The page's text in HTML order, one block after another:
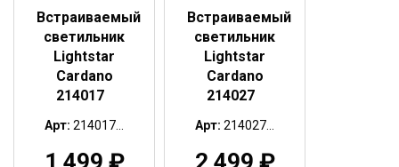
Встраиваемый
светильник
Lightstar
Cardano
214017
Арт: 214017...
1 499 ₽
Встраиваемый
светильник
Lightstar
Cardano
214027
Арт: 214027...
2 499 ₽